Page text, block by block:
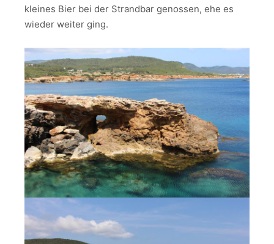
kleines Bier bei der Strandbar genossen, ehe es
wieder weiter ging.